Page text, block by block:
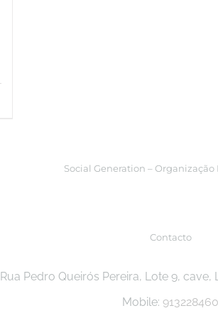
Social Generation –
Contacto
Rua Pedro Queirós Pereira, Lote 9, cave,
Mobile: 913228460